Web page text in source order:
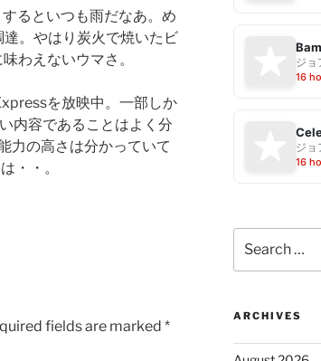
るといつも雨だなあ。め
達。やはり炭火で焼いたビ
わえないウマさ。
を放映中。一部しか
内容であることはよく分
力の高さは分かっていて
・・。
fields are marked *
ジョ
16
ジョ
16
for:
ARCHIVES